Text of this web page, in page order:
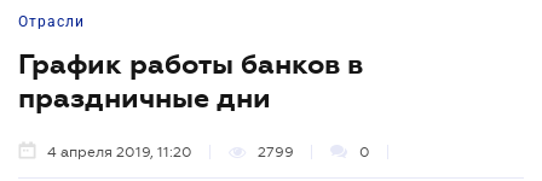
Отрасли
График работы банков в
праздничные дни
4 апреля 2019, 11:20 2799 0